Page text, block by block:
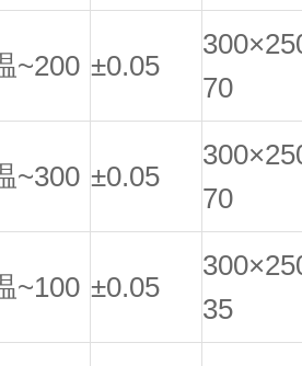
~200 ±0.05
70
~300 ±0.05
70
~100 ±0.05
35